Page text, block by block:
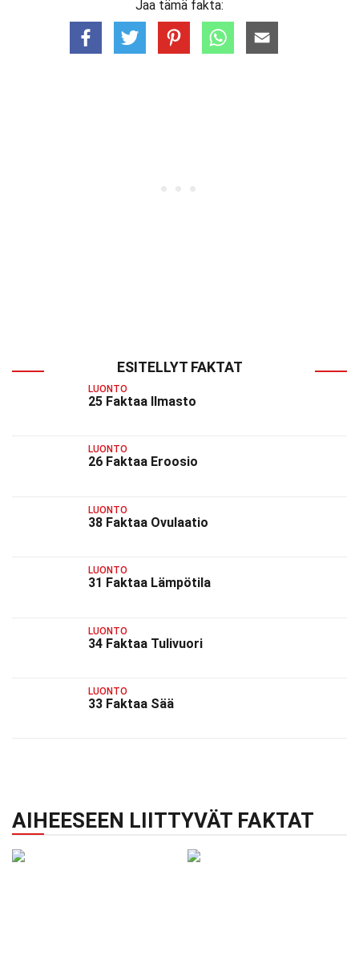
Jaa tämä fakta:
ESITELLYT FAKTAT
LUONTO
25 Faktaa Ilmasto
LUONTO
26 Faktaa Eroosio
LUONTO
38 Faktaa Ovulaatio
LUONTO
31 Faktaa Lämpötila
LUONTO
34 Faktaa Tulivuori
LUONTO
33 Faktaa Sää
AIHEESEEN LIITTYVÄT FAKTAT